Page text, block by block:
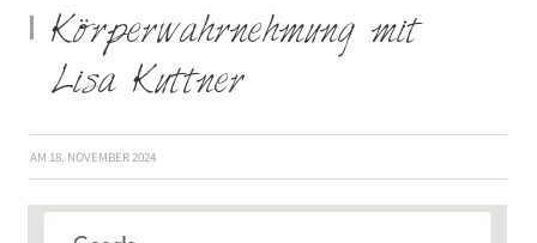
Körperwahrnehmung mit
Lisa Kuttner
AM 18. NOVEMBER 2024